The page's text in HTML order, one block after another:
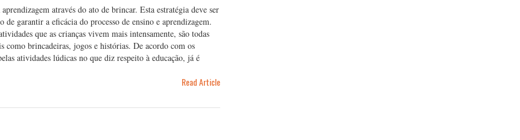
através do ato de brincar. Esta estratégia deve ser
garantir a eficácia do processo de ensino e aprendizagem.
que as crianças vivem mais intensamente, são todas
como brincadeiras, jogos e histórias. De acordo com os
atividades lúdicas no que diz respeito à educação, já é
Read Article